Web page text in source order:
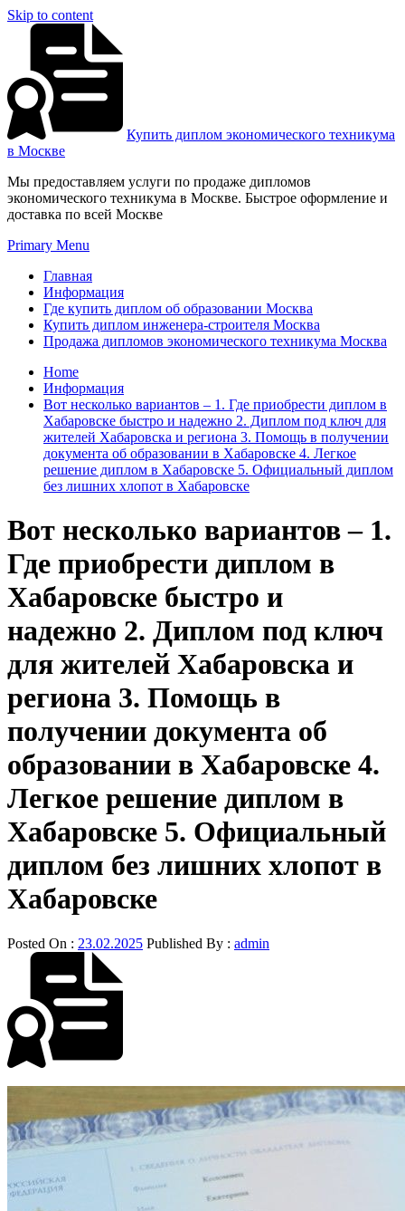
Skip to content
Купить диплом экономического техникума
в Москве
Мы предоставляем услуги по продаже дипломов
экономического техникума в Москве. Быстрое оформление и
доставка по всей Москве
Primary Menu
Главная
Информация
Где купить диплом об образовании Москва
Купить диплом инженера-строителя Москва
Продажа дипломов экономического техникума Москва
Home
Информация
Вот несколько вариантов – 1. Где приобрести диплом в
Хабаровске быстро и надежно 2. Диплом под ключ для
жителей Хабаровска и региона 3. Помощь в получении
документа об образовании в Хабаровске 4. Легкое
решение диплом в Хабаровске 5. Официальный диплом
без лишних хлопот в Хабаровске
Вот несколько вариантов – 1.
Где приобрести диплом в
Хабаровске быстро и
надежно 2. Диплом под ключ
для жителей Хабаровска и
региона 3. Помощь в
получении документа об
образовании в Хабаровске 4.
Легкое решение диплом в
Хабаровске 5. Официальный
диплом без лишних хлопот в
Хабаровске
Posted On : 23.02.2025 Published By : admin